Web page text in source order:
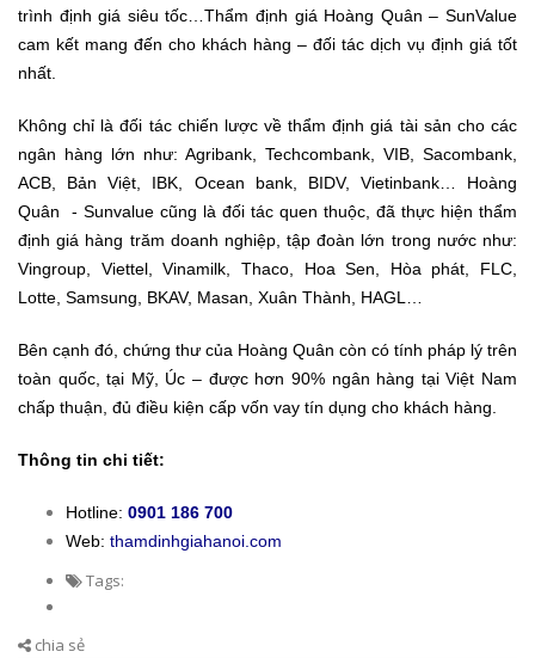
trình định giá siêu tốc…Thẩm định giá Hoàng Quân – SunValue
cam kết mang đến cho khách hàng – đối tác dịch vụ định giá tốt
nhất.
Không chỉ là đối tác chiến lược về thẩm định giá tài sản cho các
ngân hàng lớn như: Agribank, Techcombank, VIB, Sacombank,
ACB, Bản Việt, IBK, Ocean bank, BIDV, Vietinbank… Hoàng
Quân - Sunvalue cũng là đối tác quen thuộc, đã thực hiện thẩm
định giá hàng trăm doanh nghiệp, tập đoàn lớn trong nước như:
Vingroup, Viettel, Vinamilk, Thaco, Hoa Sen, Hòa phát, FLC,
Lotte, Samsung, BKAV, Masan, Xuân Thành, HAGL…
Bên cạnh đó, chứng thư của Hoàng Quân còn có tính pháp lý trên
toàn quốc, tại Mỹ, Úc – được hơn 90% ngân hàng tại Việt Nam
chấp thuận, đủ điều kiện cấp vốn vay tín dụng cho khách hàng.
Thông tin chi tiết:
Hotline: 0901 186 700
Web: thamdinhgiahanoi.com
Tags:
chia sẻ